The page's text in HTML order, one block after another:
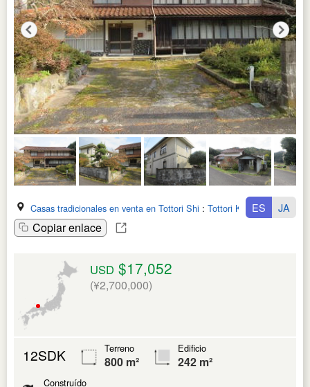
Casas tradicionales en venta en Tottori Shi : Tottori Ken
Copiar enlace
ES JA
USD $17,052
(¥2,700,000)
12SDK Terreno
800 m²
Edificio
242 m²
Construído